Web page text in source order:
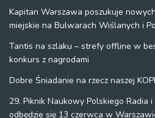
Kapitan Warszawa poszukuje
miejskie na Bulwarach Wiślanych i
Tantis na szlaku – strefy offline w
konkurs z nagrodami
Dobre Śniadanie na rzecz naszej
29. Piknik Naukowy Polskiego Radia
odbędzie się 13 czerwca w